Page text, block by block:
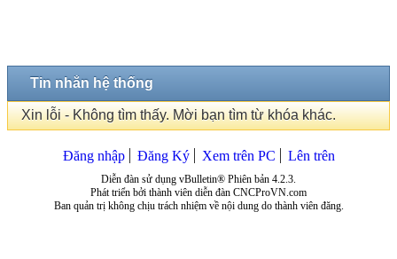
Tin nhắn hệ thống
Xin lỗi - Không tìm thấy. Mời bạn tìm từ khóa khác.
Đăng nhập Đăng Ký Xem trên PC Lên trên
Diễn đàn sử dụng vBulletin® Phiên bản 4.2.3.
Phát triển bởi thành viên diễn đàn CNCProVN.com
Ban quản trị không chịu trách nhiệm về nội dung do thành viên đăng.